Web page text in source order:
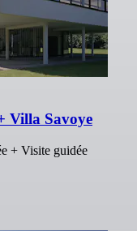
Villa Savoye
+ Visite guidée